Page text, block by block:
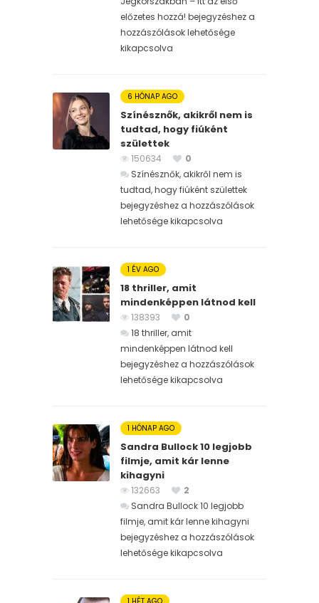
előzetes hozzá! bejegyzéshez a
hozzászólások lehetősége
kikapcsolva
6 HÓNAP AGO
Színésznők, akikről nem is
tudtad, hogy fiúként
születtek
150634
0
Színésznők, akikről nem is
tudtad, hogy fiúként születtek
bejegyzéshez a hozzászólások
lehetősége kikapcsolva
1 ÉV AGO
18 thriller, amit
mindenképpen látnod kell
138393
0
18 thriller, amit
mindenképpen látnod kell
bejegyzéshez a hozzászólások
lehetősége kikapcsolva
1 HÓNAP AGO
Sandra Bullock 10 legjobb
filmje, amit kár lenne
kihagyni
132663
2
Sandra Bullock 10 legjobb
filmje, amit kár lenne kihagyni
bejegyzéshez a hozzászólások
lehetősége kikapcsolva